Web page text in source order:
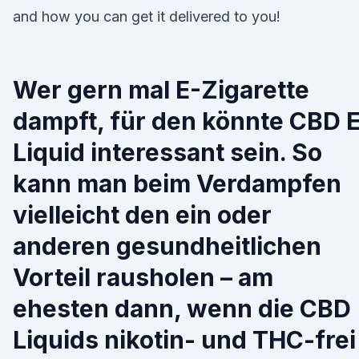
and how you can get it delivered to you!
Wer gern mal E-Zigarette
dampft, für den könnte CBD
Liquid interessant sein. So
kann man beim Verdampfen
vielleicht den ein oder
anderen gesundheitlichen
Vorteil rausholen – am
ehesten dann, wenn die CBD
Liquids nikotin- und THC-frei